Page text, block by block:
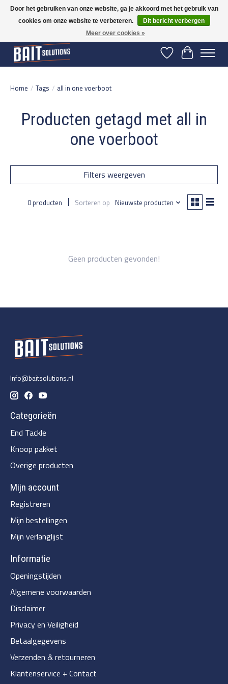
Gratis verzending vanaf 50 euro binnen NL | Op voorraad binnen 2-5 werkdagen
verzonden | België vanaf 70 euro gratis verzonden
Verlanglijst
Home / Tags / all in one voerboot
Producten getagd met all in
one voerboot
Filters weergeven
0 producten Sorteren op Nieuwste producten
Geen producten gevonden!
Info@baitsolutions.nl
Categorieën
End Tackle
Knoop pakket
Overige producten
Mijn account
Registreren
Mijn bestellingen
Mijn verlanglijst
Informatie
Openingstijden
Algemene voorwaarden
Disclaimer
Privacy en Veiligheid
Betaalgegevens
Verzenden & retourneren
Klantenservice + Contact
Door het gebruiken van onze website, ga je akkoord met het gebruik van
cookies om onze website te verbeteren.
Dit bericht verbergen
Meer over cookies »